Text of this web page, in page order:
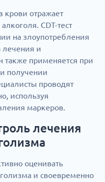
крови отражает
CDT-тест
на злоупотребления
лечения и
применяется при
получении
проводят
используя
маркеров.
лечения
оценивать
и своевременно